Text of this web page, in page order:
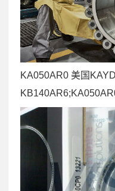
KA050AR0 美国